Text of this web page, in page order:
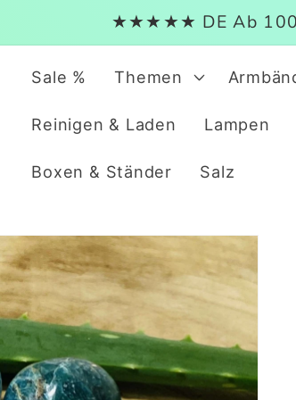
★★★★★ DE Ab 100
Sale % Themen
Reinigen & Laden Lampen
Boxen & Ständer Salz